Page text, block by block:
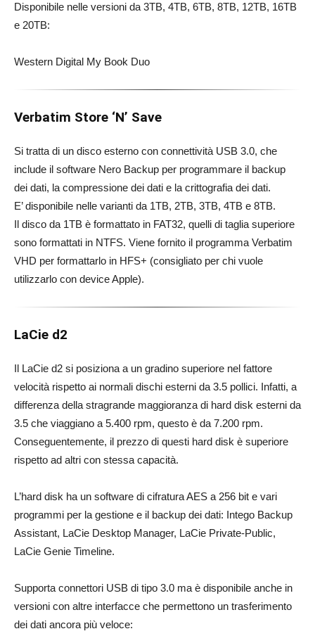
Disponibile nelle versioni da 3TB, 4TB, 6TB, 8TB, 12TB, 16TB
e 20TB:
Western Digital My Book Duo
Verbatim Store ‘N’ Save
Si tratta di un disco esterno con connettività USB 3.0, che
include il software Nero Backup per programmare il backup
dei dati, la compressione dei dati e la crittografia dei dati.
E’ disponibile nelle varianti da 1TB, 2TB, 3TB, 4TB e 8TB.
Il disco da 1TB è formattato in FAT32, quelli di taglia superiore
sono formattati in NTFS. Viene fornito il programma Verbatim
VHD per formattarlo in HFS+ (consigliato per chi vuole
utilizzarlo con device Apple).
LaCie d2
Il LaCie d2 si posiziona a un gradino superiore nel fattore
velocità rispetto ai normali dischi esterni da 3.5 pollici. Infatti, a
differenza della stragrande maggioranza di hard disk esterni da
3.5 che viaggiano a 5.400 rpm, questo è da 7.200 rpm.
Conseguentemente, il prezzo di questi hard disk è superiore
rispetto ad altri con stessa capacità.
L’hard disk ha un software di cifratura AES a 256 bit e vari
programmi per la gestione e il backup dei dati: Intego Backup
Assistant, LaCie Desktop Manager, LaCie Private-Public,
LaCie Genie Timeline.
Supporta connettori USB di tipo 3.0 ma è disponibile anche in
versioni con altre interfacce che permettono un trasferimento
dei dati ancora più veloce: